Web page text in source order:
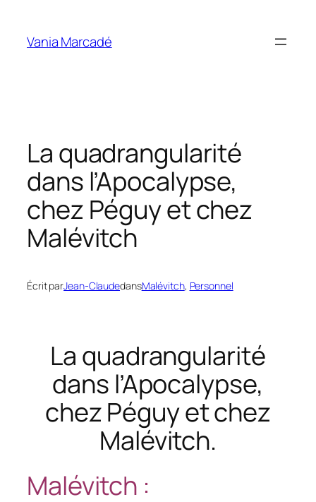
contenu
Vania Marcadé
La quadrangularité
dans l’Apocalypse,
chez Péguy et chez
Malévitch
Écrit parJean-ClaudedansMalévitch, Personnel
La quadrangularité
dans l’Apocalypse,
chez Péguy et chez
Malévitch.
Malévitch :